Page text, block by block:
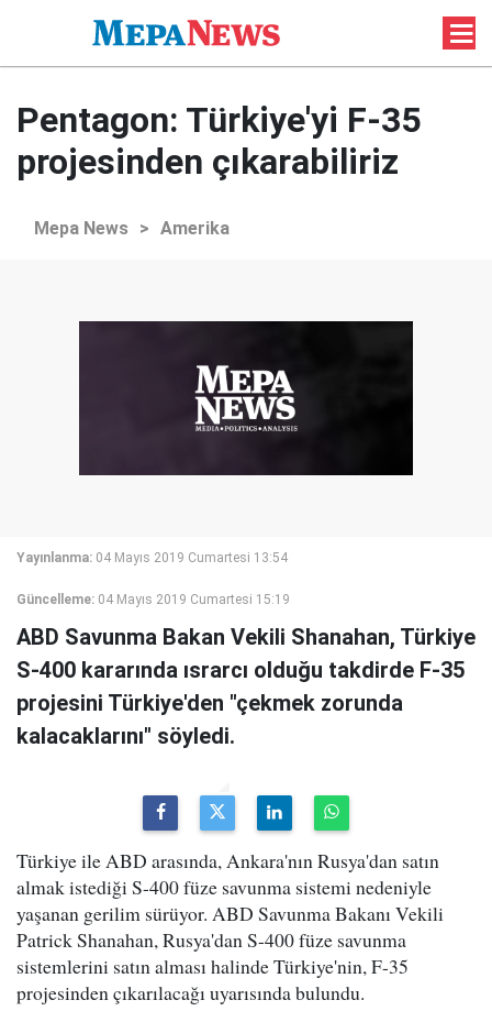
Pentagon: Türkiye'yi F-35
projesinden çıkarabiliriz
Mepa News > Amerika
Yayınlanma: 04 Mayıs 2019 Cumartesi 13:54
Güncelleme: 04 Mayıs 2019 Cumartesi 15:19
ABD Savunma Bakan Vekili Shanahan, Türkiye
S-400 kararında ısrarcı olduğu takdirde F-35
projesini Türkiye'den "çekmek zorunda
kalacaklarını" söyledi.
Türkiye ile ABD arasında, Ankara'nın Rusya'dan satın
almak istediği S-400 füze savunma sistemi nedeniyle
yaşanan gerilim sürüyor. ABD Savunma Bakanı Vekili
Patrick Shanahan, Rusya'dan S-400 füze savunma
sistemlerini satın alması halinde Türkiye'nin, F-35
projesinden çıkarılacağı uyarısında bulundu.